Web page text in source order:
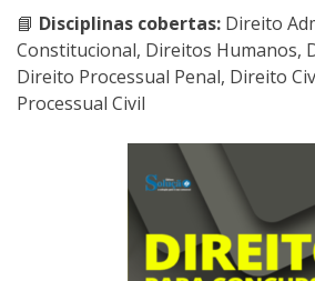
📘 Disciplinas cobertas: Direito
Constitucional, Direitos Humanos,
Direito Processual Penal, Direito
Processual Civil